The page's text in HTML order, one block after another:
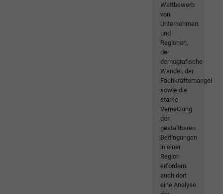
Wettbewerb
von
Unternehmen
und
Regionen,
der
demografische
Wandel, der
Fachkräftemangel
sowie die
starke
Vernetzung
der
gestaltbaren
Bedingungen
in einer
Region
erfordern
auch dort
eine Analyse